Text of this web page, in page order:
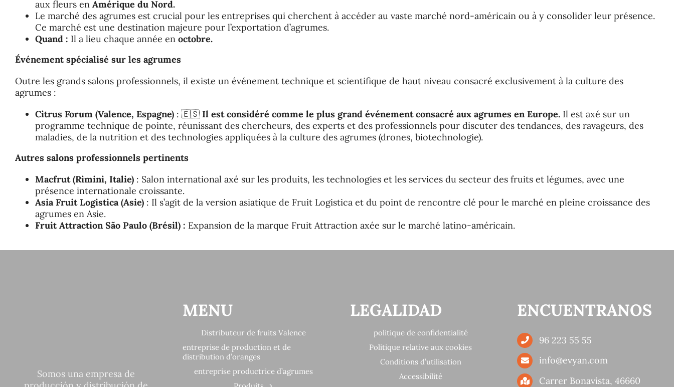
aux fleurs en Amérique du Nord.
Le marché des agrumes est crucial pour les entreprises qui cherchent à accéder au vaste marché nord-américain ou à y consolider leur présence.
Ce marché est une destination majeure pour l’exportation d’agrumes.
Quand : Il a lieu chaque année en octobre.
Événement spécialisé sur les agrumes
Outre les grands salons professionnels, il existe un événement technique et scientifique de haut niveau consacré exclusivement à la culture des
agrumes :
Citrus Forum (Valence, Espagne): 🇪🇸Il est considéré comme le plus grand événement consacré aux agrumes en Europe.Il est axé sur un
programme technique de pointe, réunissant des chercheurs, des experts et des professionnels pour discuter des tendances, des ravageurs, des
maladies, de la nutrition et des technologies appliquées à la culture des agrumes (drones, biotechnologie).
Autres salons professionnels pertinents
Macfrut (Rimini, Italie) : Salon international axé sur les produits, les technologies et les services du secteur des fruits et légumes, avec une
présence internationale croissante.
Asia Fruit Logistica (Asie): Il s’agit de la version asiatique de Fruit Logistica et du point de rencontre clé pour le marché en pleine croissance des
agrumes en Asie.
Fruit Attraction São Paulo (Brésil) : Expansion de la marque Fruit Attraction axée sur le marché latino-américain.
Somos una empresa de
MENU
Distributeur de fruits Valence
entreprise de production et de
distribution d’oranges
entreprise productrice d’agrumes
LEGALIDAD
politique de confidentialité
Politique relative aux cookies
Conditions d’utilisation
Accessibilité
ENCUENTRANOS
96 223 55 55
info@evyan.com
Carrer Bonavista, 46660